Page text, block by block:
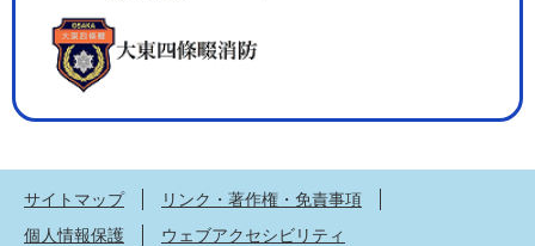
サイトマップ
リンク・著作権・免責事項
個人情報保護
ウェブアクセシビリティ